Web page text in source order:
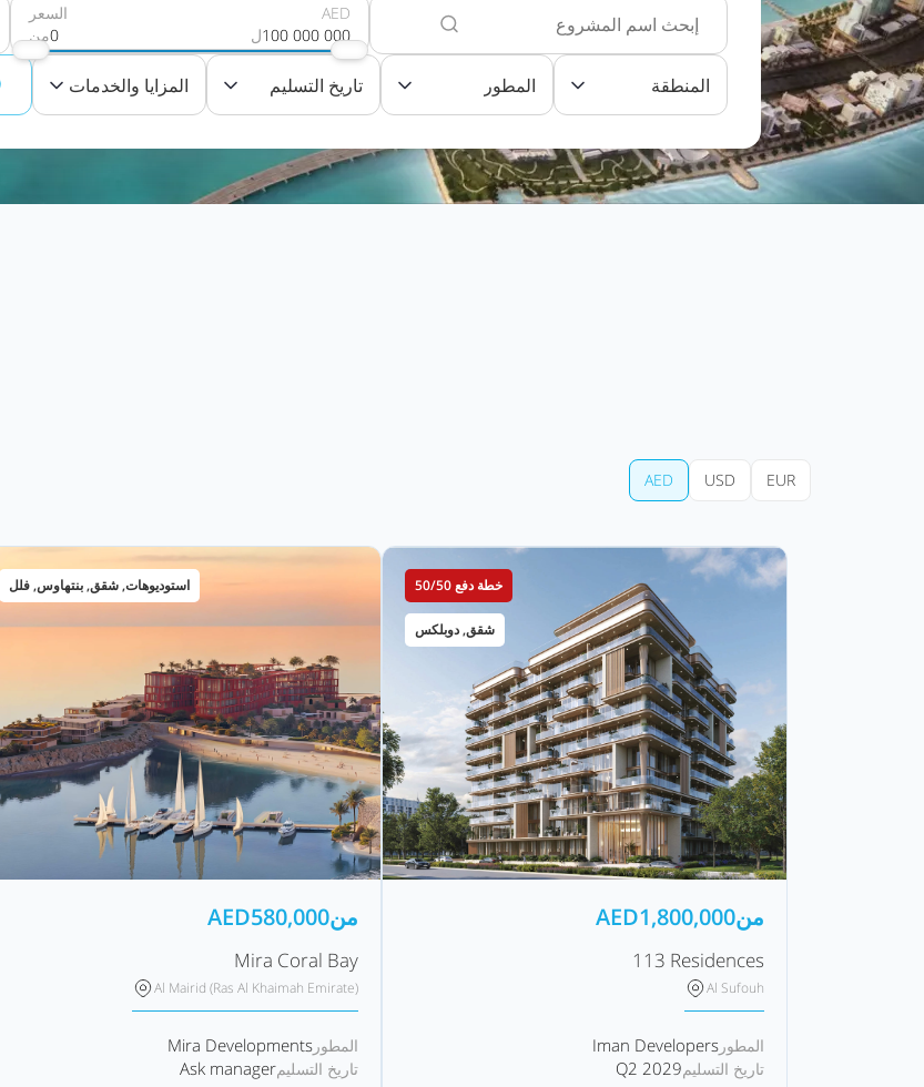
السعر
من0
AED
ل100 000 000
المنطقة المطور تاريخ التسليم المزايا والخدمات
AED USD EUR
استوديوهات, شقق, بنتهاوس, فلل
من AED580,000
Mira Coral Bay
Al Mairid (Ras Al Khaimah Emirate)
المطورMira Developments
تاريخ التسليمAsk manager
خطة دفع 50/50
شقق, دوبلكس
من AED1,800,000
113 Residences
Al Sufouh
المطورIman Developers
تاريخ التسليمQ2 2029